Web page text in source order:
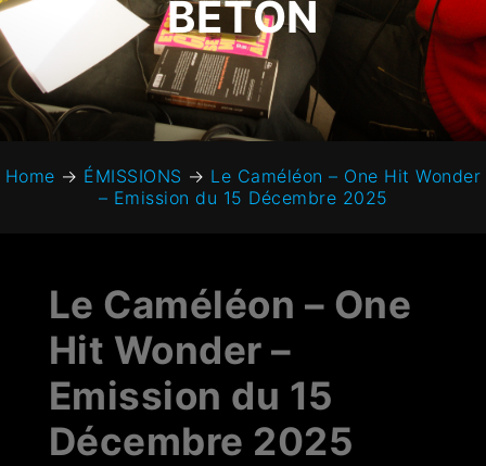
BÉTON
Home → ÉMISSIONS → Le Caméléon – One Hit Wonder
– Emission du 15 Décembre 2025
Le Caméléon – One
Hit Wonder –
Emission du 15
Décembre 2025